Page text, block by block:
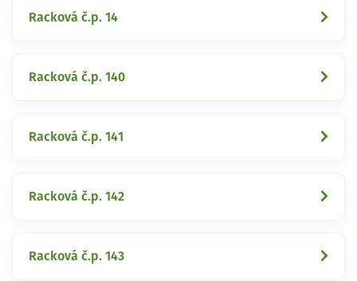
Racková č.p. 14
Racková č.p. 140
Racková č.p. 141
Racková č.p. 142
Racková č.p. 143